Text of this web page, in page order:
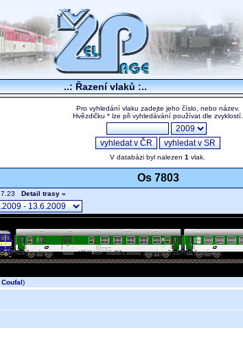
..: Řazení vlaků :..
Pro vyhledání vlaku zadejte jeho číslo, nebo název.
Hvězdičku * lze při vyhledávání používat dle zvyklostí.
V databázi byl nalezen 1 vlak.
Os 7803
7.23 Detail trasy »
)